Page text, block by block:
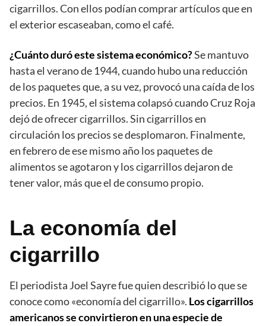
cigarrillos. Con ellos podían comprar artículos que en
el exterior escaseaban, como el café.
¿Cuánto duró este sistema económico?Se mantuvo
hasta el verano de 1944, cuando hubo una reducción
de los paquetes que, a su vez, provocó una caída de los
precios. En 1945, el sistema colapsó cuando Cruz Roja
dejó de ofrecer cigarrillos. Sin cigarrillos en
circulación los precios se desplomaron. Finalmente,
en febrero de ese mismo año los paquetes de
alimentos se agotaron y los cigarrillos dejaron de
tener valor, más que el de consumo propio.
La economía del
cigarrillo
El periodista Joel Sayre fue quien describió lo que se
conoce como «economía del cigarrillo». Los cigarrillos
americanos se convirtieron en una especie de